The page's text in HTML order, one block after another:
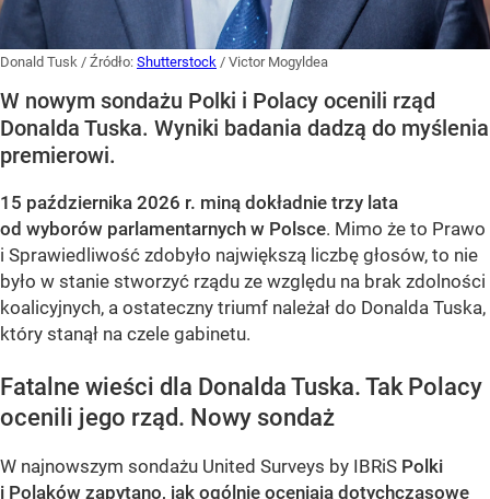
Donald Tusk / Źródło: Shutterstock / Victor Mogyldea
W nowym sondażu Polki i Polacy ocenili rząd
Donalda Tuska. Wyniki badania dadzą do myślenia
premierowi.
15 października 2026 r. miną dokładnie trzy lata
od wyborów parlamentarnych w Polsce. Mimo że to Prawo
i Sprawiedliwość zdobyło największą liczbę głosów, to nie
było w stanie stworzyć rządu ze względu na brak zdolności
koalicyjnych, a ostateczny triumf należał do Donalda Tuska,
który stanął na czele gabinetu.
Fatalne wieści dla Donalda Tuska. Tak Polacy
ocenili jego rząd. Nowy sondaż
W najnowszym sondażu United Surveys by IBRiS Polki
i Polaków zapytano, jak ogólnie oceniają dotychczasowe